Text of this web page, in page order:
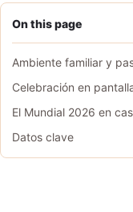
On this page
Ambiente familiar y
Celebración en
El Mundial 2026 en
Datos clave